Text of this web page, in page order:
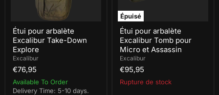
Étui pour arbalète
Excalibur Take-Down
Explore
Excalibur
€76,95
Available To Order
Delivery Time: 5-10 days.
Épuisé
Étui pour arbalète
Excalibur Tomb pour
Micro et Assassin
Excalibur
€95,95
Rupture de stock